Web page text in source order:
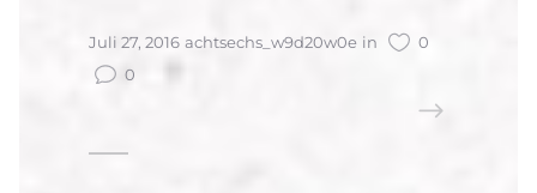
Juli 27, 2016 achtsechs_w9d20w0e in
0
0